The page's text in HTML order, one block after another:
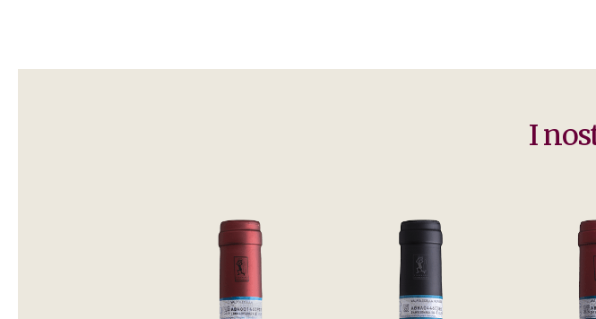
I